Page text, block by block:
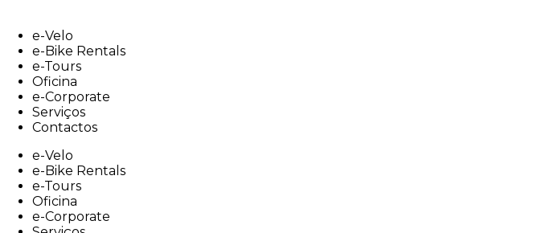
contente-Velo
e-Bike Rentals
e-Tours
Oficina
e-Corporate
Serviços
Contactos
e-Velo
e-Bike Rentals
e-Tours
Oficina
e-Corporate